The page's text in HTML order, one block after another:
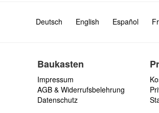
Deutsch English Español
Baukasten
Impressum
AGB & Widerrufsbelehrung
Datenschutz